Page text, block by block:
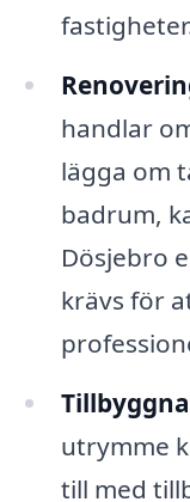
handlar
lägga om
badrum,
Dösjebro
krävs för
utrymme
till med